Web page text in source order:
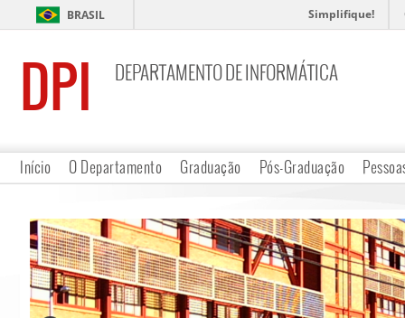
BRASIL Simplifique!
DPI DEPARTAMENTO DE INFORMÁTICA
Início O Departamento Graduação Pós-Graduação